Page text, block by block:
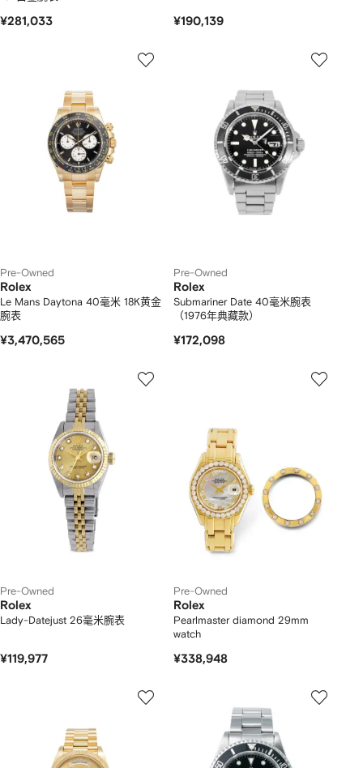
¥281,033 ¥190,139
Pre-Owned
Rolex
Le Mans Daytona 40毫米 18K黄金
腕表
¥3,470,565
Pre-Owned
Rolex
Submariner Date 40毫米腕表
（1976年典藏款）
¥172,098
Pre-Owned
Rolex
Lady-Datejust 26毫米腕表
¥119,977
Pre-Owned
Rolex
Pearlmaster diamond 29mm
watch
¥338,948